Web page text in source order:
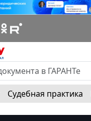
Судебная практика